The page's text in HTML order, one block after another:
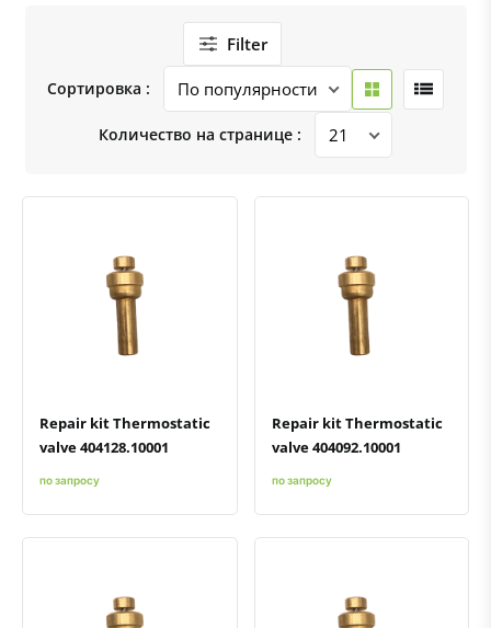
Filter
Сортировка :
Количество на странице :
Быстрый просмотрДобавить к сравнению
Repair kit Thermostatic
valve 404128.10001
по запросу
Быстрый просмотрДобавить к сравнению
Repair kit Thermostatic
valve 404092.10001
по запросу